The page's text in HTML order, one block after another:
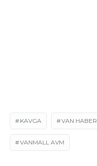
KAVGA VAN HABER
VANMALL AVM